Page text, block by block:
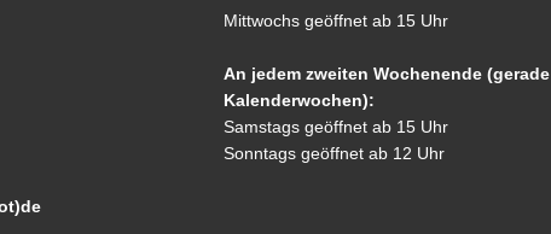
Mittwochs geöffnet ab 15 Uhr
An jedem zweiten Wochenende (gerade
Kalenderwochen):
Samstags geöffnet ab 15 Uhr
Sonntags geöffnet ab 12 Uhr